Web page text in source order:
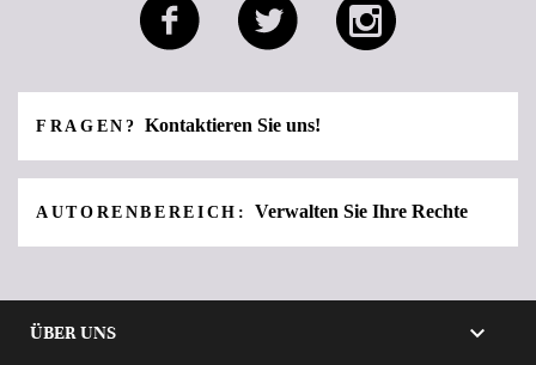
FRAGEN?Kontaktieren Sie uns!
AUTORENBEREICH: Verwalten Sie Ihre Rechte
ÜBER UNS 